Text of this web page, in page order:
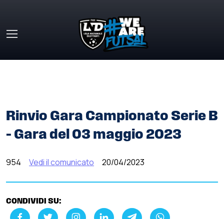
Rinvio Gara Campionato Serie B
– Gara del 03 maggio 2023
954 Vedi il comunicato 20/04/2023
CONDIVIDI SU: